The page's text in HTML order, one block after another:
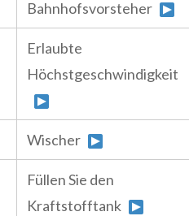
Bahnhofsvorsteher
Erlaubte
Höchstgeschwindigkeit
Wischer
Füllen Sie den
Kraftstofftank